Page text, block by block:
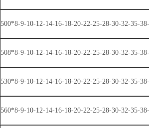
500*8-9-10-12-14-16-18-20-22-25-28-30-32-35-
508*8-9-10-12-14-16-18-20-22-25-28-30-32-35-
530*8-9-10-12-14-16-18-20-22-25-28-30-32-35-
560*8-9-10-12-14-16-18-20-22-25-28-30-32-35-